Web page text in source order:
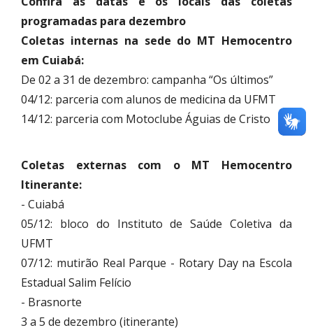
programadas para dezembro
Coletas internas na sede do MT Hemocentro
em Cuiabá:
De 02 a 31 de dezembro: campanha “Os últimos”
04/12: parceria com alunos de medicina da UFMT
14/12: parceria com Motoclube Águias de Cristo
Coletas externas com o MT Hemocentro
Itinerante:
- Cuiabá
05/12: bloco do Instituto de Saúde Coletiva da
UFMT
07/12: mutirão Real Parque - Rotary Day na Escola
Estadual Salim Felício
- Brasnorte
3 a 5 de dezembro (itinerante)